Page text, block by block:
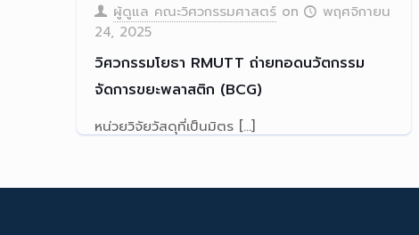
ผู้ดูแล คณะวิศวกรรมศาสตร์ on
พฤศจิกายน
24, 2025
วิศวกรรมโยธา RMUTT ถ่ายทอดนวัตกรรม
จัดการขยะพลาสติก (BCG)
หน่วยวิจัยวัสดุที่เป็นมิตร[…]